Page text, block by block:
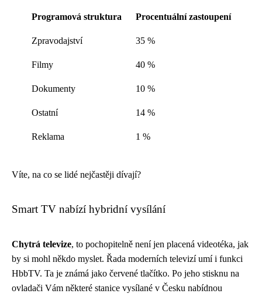
Programová struktura Procentuální zastoupení
Zpravodajství 35 %
Filmy 40 %
Dokumenty 10 %
Ostatní 14 %
Reklama 1 %
Víte, na co se lidé nejčastěji dívají?
Smart TV nabízí hybridní vysílání
Chytrá televize, to pochopitelně není jen placená videotéka, jak
by si mohl někdo myslet. Řada moderních televizí umí i funkci
HbbTV. Ta je známá jako červené tlačítko. Po jeho stisknu na
ovladači Vám některé stanice vysílané v Česku nabídnou